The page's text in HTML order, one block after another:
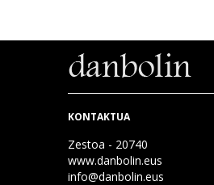
KONTAKTUA
Zestoa - 20740
www.danbolin.eus
info@danbolin.eus